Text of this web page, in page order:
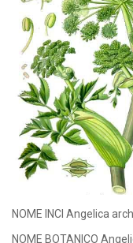
NOME INCI Angelica
NOME BOTANICO